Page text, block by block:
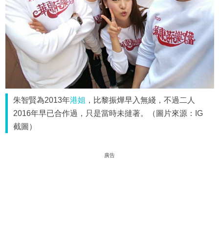
朱智賢為2013年港姐 ，比黎振燁早入無綫，不過二人
2016年早已合作過，只是當時未撻著。（圖片來源：IG
截圖）
廣告